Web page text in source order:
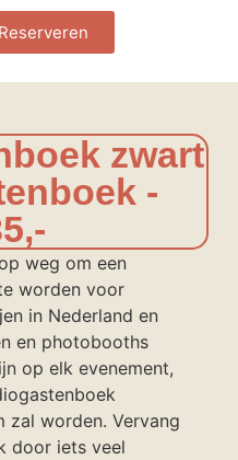
zwart
-
weg om een
worden voor
in Nederland en
en photobooths
op elk evenement,
zal worden. Vervang
door iets veel